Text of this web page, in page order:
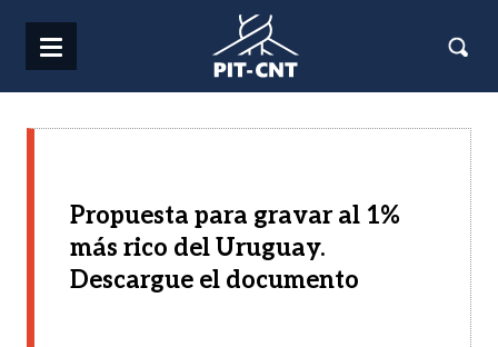
Propuesta para gravar al 1%
más rico del Uruguay.
Descargue el documento